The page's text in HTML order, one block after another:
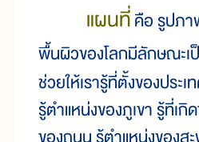
แผนที่คือ รูปภา
พื้นผิวของโลกมีลักษณะเ
ช่วยให้เรารู้ที่ตั้งของประ
รู้ตำแหน่งของภูเขา รู้ที่เกิ